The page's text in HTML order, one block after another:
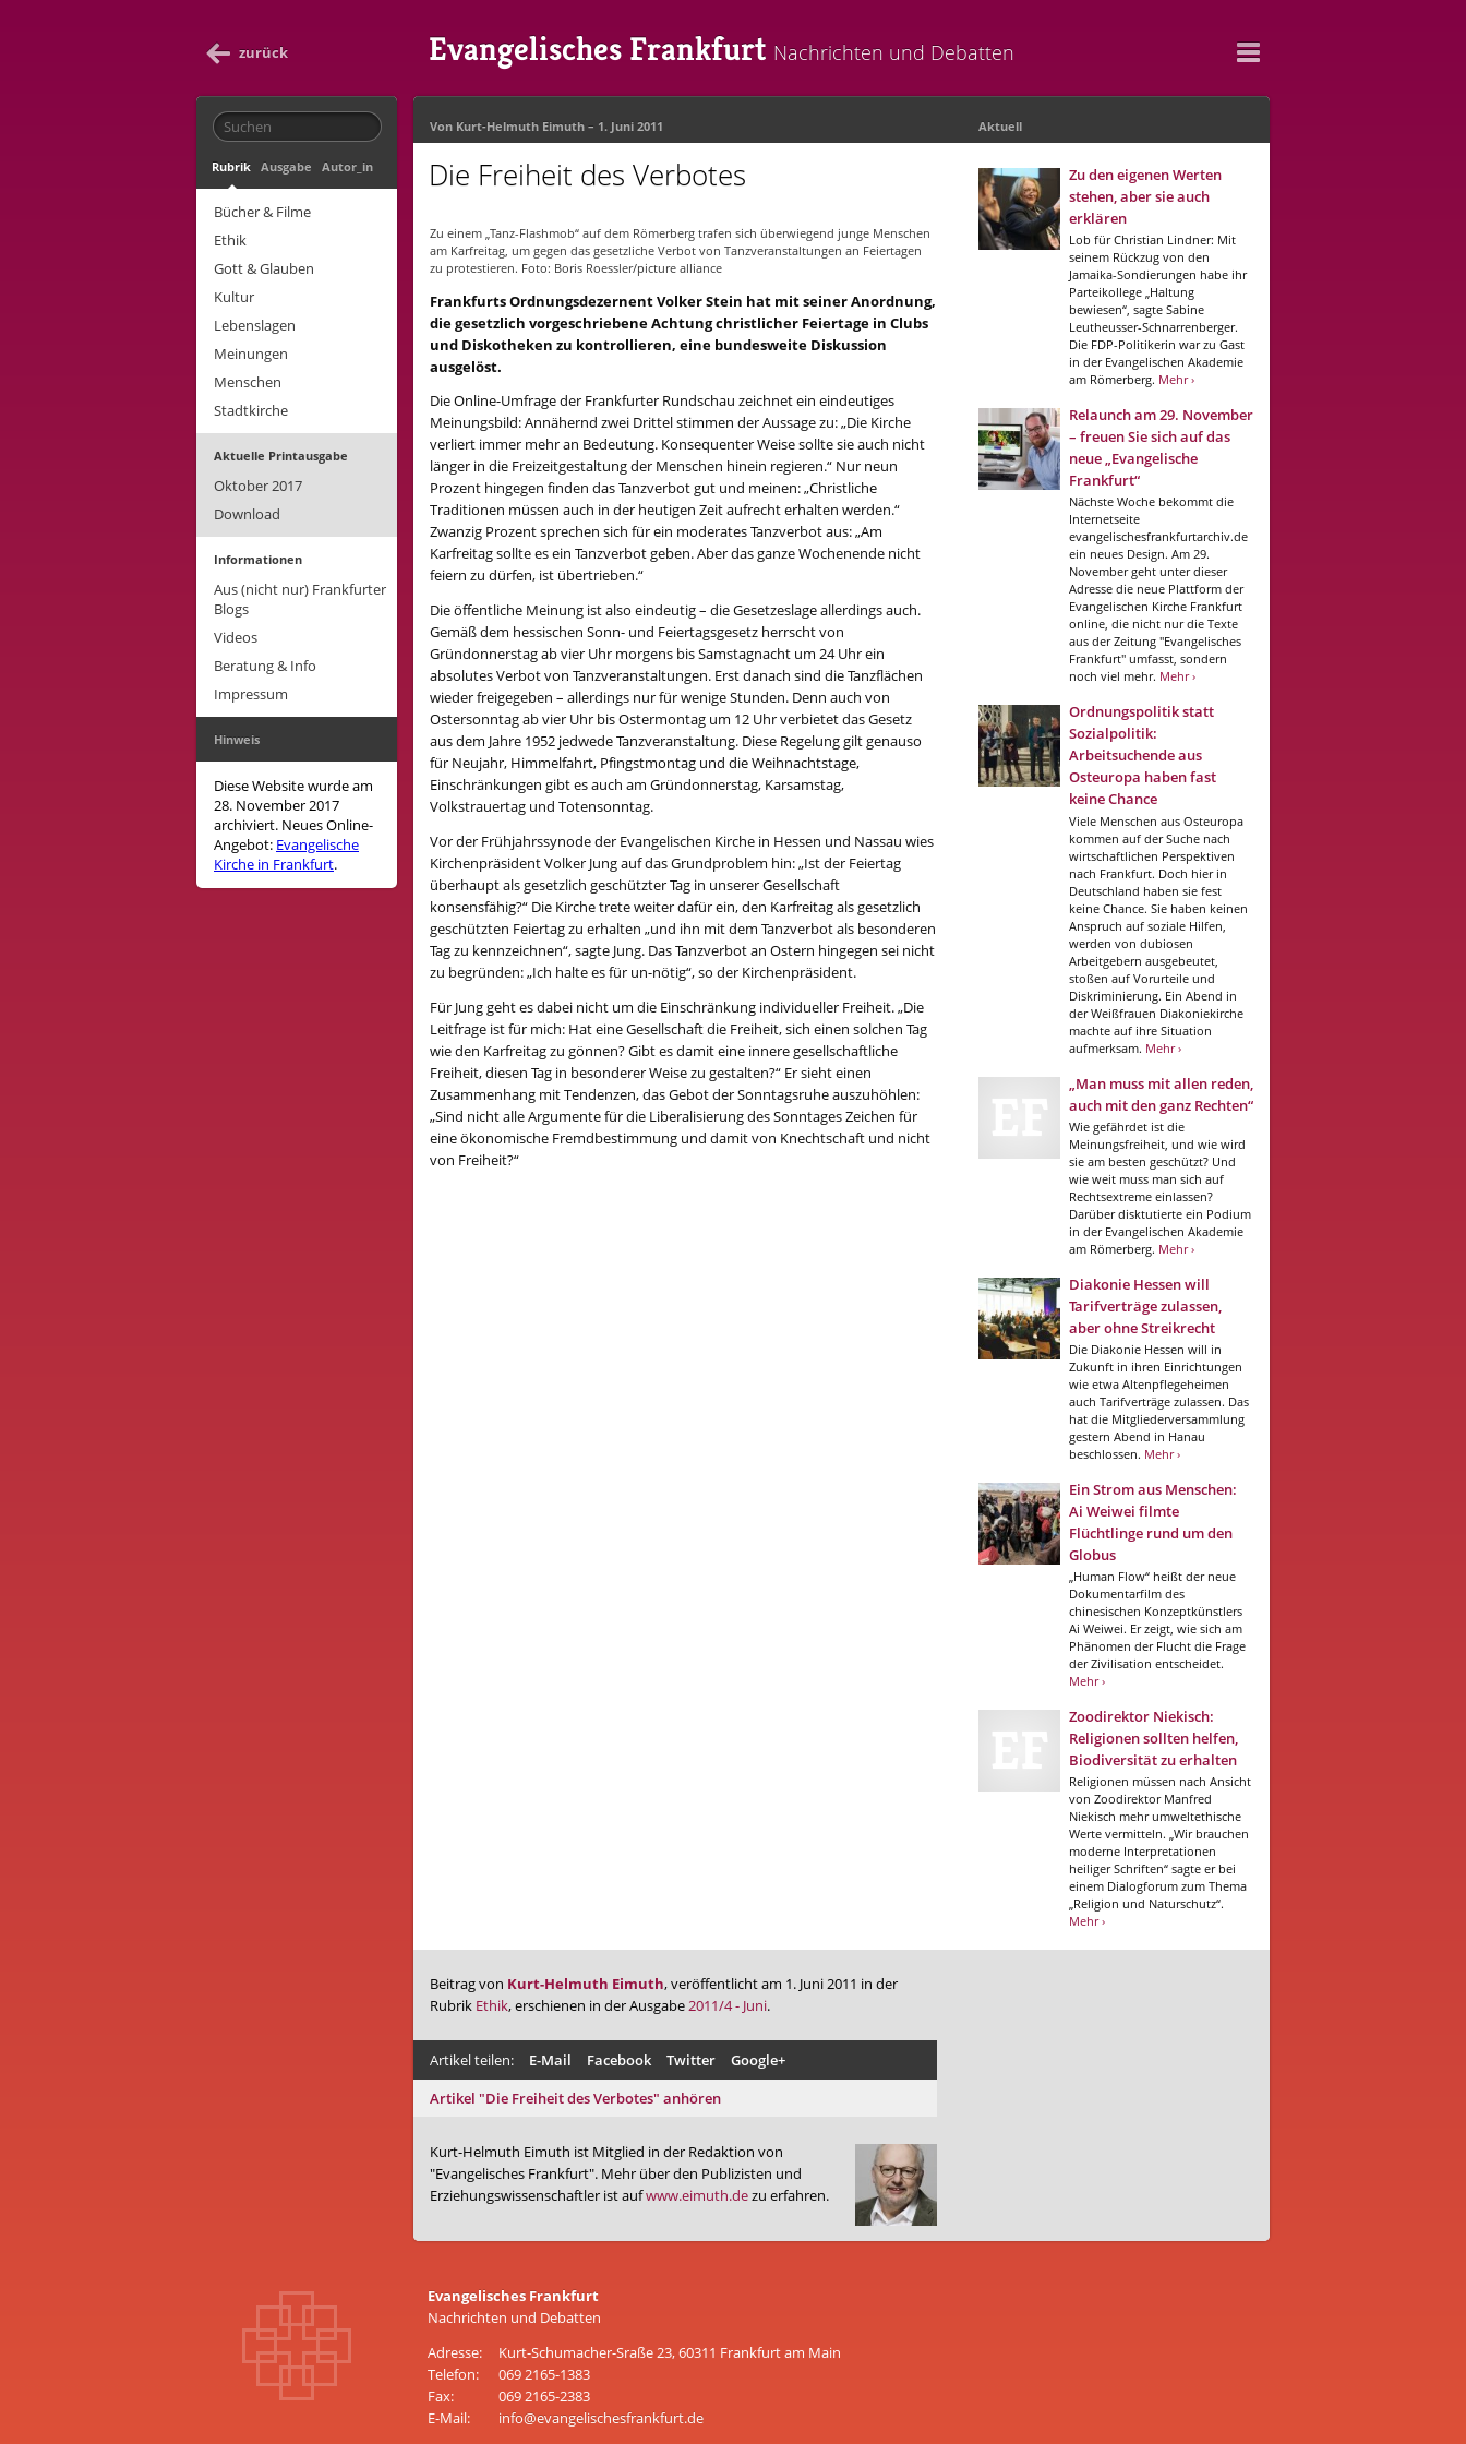
Evangelisches Frankfurt Nachrichten und Debatten
zurück
Rubrik Ausgabe Autor_in
Bücher & Filme
Ethik
Gott & Glauben
Kultur
Lebenslagen
Meinungen
Menschen
Stadtkirche
Aktuelle Printausgabe
Oktober 2017
Download
Informationen
Aus (nicht nur) Frankfurter
Blogs
Videos
Beratung & Info
Impressum
Hinweis
Diese Website wurde am
28. November 2017
archiviert. Neues Online-
Angebot: Evangelische
Kirche in Frankfurt.
Aktuell
Zu den eigenen Werten
stehen, aber sie auch
erklären
Lob für Christian Lindner: Mit
seinem Rückzug von den
Jamaika-Sondierungen habe ihr
Parteikollege „Haltung
bewiesen“, sagte Sabine
Leutheusser-Schnarrenberger.
Die FDP-Politikerin war zu Gast
in der Evangelischen Akademie
am Römerberg. Mehr ›
Relaunch am 29. November
– freuen Sie sich auf das
neue „Evangelische
Frankfurt“
Nächste Woche bekommt die
Internetseite
evangelischesfrankfurtarchiv.de
ein neues Design. Am 29.
November geht unter dieser
Adresse die neue Plattform der
Evangelischen Kirche Frankfurt
online, die nicht nur die Texte
aus der Zeitung "Evangelisches
Frankfurt" umfasst, sondern
noch viel mehr. Mehr ›
Ordnungspolitik statt
Sozialpolitik:
Arbeitsuchende aus
Osteuropa haben fast
keine Chance
Viele Menschen aus Osteuropa
kommen auf der Suche nach
wirtschaftlichen Perspektiven
nach Frankfurt. Doch hier in
Deutschland haben sie fest
keine Chance. Sie haben keinen
Anspruch auf soziale Hilfen,
werden von dubiosen
Arbeitgebern ausgebeutet,
stoßen auf Vorurteile und
Diskriminierung. Ein Abend in
der Weißfrauen Diakoniekirche
machte auf ihre Situation
aufmerksam. Mehr ›
„Man muss mit allen reden,
auch mit den ganz Rechten“
Wie gefährdet ist die
Meinungsfreiheit, und wie wird
sie am besten geschützt? Und
wie weit muss man sich auf
Rechtsextreme einlassen?
Darüber disktutierte ein Podium
in der Evangelischen Akademie
am Römerberg. Mehr ›
Diakonie Hessen will
Tarifverträge zulassen,
aber ohne Streikrecht
Die Diakonie Hessen will in
Zukunft in ihren Einrichtungen
wie etwa Altenpflegeheimen
auch Tarifverträge zulassen. Das
hat die Mitgliederversammlung
gestern Abend in Hanau
beschlossen. Mehr ›
Ein Strom aus Menschen:
Ai Weiwei filmte
Flüchtlinge rund um den
Globus
„Human Flow“ heißt der neue
Dokumentarfilm des
chinesischen Konzeptkünstlers
Ai Weiwei. Er zeigt, wie sich am
Phänomen der Flucht die Frage
der Zivilisation entscheidet.
Mehr ›
Zoodirektor Niekisch:
Religionen sollten helfen,
Biodiversität zu erhalten
Religionen müssen nach Ansicht
von Zoodirektor Manfred
Niekisch mehr umweltethische
Werte vermitteln. „Wir brauchen
moderne Interpretationen
heiliger Schriften“ sagte er bei
einem Dialogforum zum Thema
„Religion und Naturschutz“.
Mehr ›
Von Kurt-Helmuth Eimuth – 1. Juni 2011
Die Freiheit des Verbotes
Zu einem „Tanz-Flashmob“ auf dem Römerberg trafen sich überwiegend junge Menschen
am Karfreitag, um gegen das gesetzliche Verbot von Tanzveranstaltungen an Feiertagen
zu protestieren. Foto: Boris Roessler/picture alliance
Frankfurts Ordnungsdezernent Volker Stein hat mit seiner Anordnung,
die gesetzlich vorgeschriebene Achtung christlicher Feiertage in Clubs
und Diskotheken zu kontrollieren, eine bundesweite Diskussion
ausgelöst.
Die Online-Umfrage der Frankfurter Rundschau zeichnet ein eindeutiges
Meinungsbild: Annähernd zwei Drittel stimmen der Aussage zu: „Die Kirche
verliert immer mehr an Bedeutung. Konsequenter Weise sollte sie auch nicht
länger in die Freizeitgestaltung der Menschen hinein regieren.“ Nur neun
Prozent hingegen finden das Tanzverbot gut und meinen: „Christliche
Traditionen müssen auch in der heutigen Zeit aufrecht erhalten werden.“
Zwanzig Prozent sprechen sich für ein moderates Tanzverbot aus: „Am
Karfreitag sollte es ein Tanzverbot geben. Aber das ganze Wochenende nicht
feiern zu dürfen, ist übertrieben.“
Die öffentliche Meinung ist also eindeutig – die Gesetzeslage allerdings auch.
Gemäß dem hessischen Sonn- und Feiertagsgesetz herrscht von
Gründonnerstag ab vier Uhr morgens bis Samstagnacht um 24 Uhr ein
absolutes Verbot von Tanzveranstaltungen. Erst danach sind die Tanzflächen
wieder freigegeben – allerdings nur für wenige Stunden. Denn auch von
Ostersonntag ab vier Uhr bis Ostermontag um 12 Uhr verbietet das Gesetz
aus dem Jahre 1952 jedwede Tanzveranstaltung. Diese Regelung gilt genauso
für Neujahr, Himmelfahrt, Pfingstmontag und die Weihnachtstage,
Einschränkungen gibt es auch am Gründonnerstag, Karsamstag,
Volkstrauertag und Totensonntag.
Vor der Frühjahrssynode der Evangelischen Kirche in Hessen und Nassau wies
Kirchenpräsident Volker Jung auf das Grundproblem hin: „Ist der Feiertag
überhaupt als gesetzlich geschützter Tag in unserer Gesellschaft
konsensfähig?“ Die Kirche trete weiter dafür ein, den Karfreitag als gesetzlich
geschützten Feiertag zu erhalten „und ihn mit dem Tanzverbot als besonderen
Tag zu kennzeichnen“, sagte Jung. Das Tanzverbot an Ostern hingegen sei nicht
zu begründen: „Ich halte es für un-nötig“, so der Kirchenpräsident.
Für Jung geht es dabei nicht um die Einschränkung individueller Freiheit. „Die
Leitfrage ist für mich: Hat eine Gesellschaft die Freiheit, sich einen solchen Tag
wie den Karfreitag zu gönnen? Gibt es damit eine innere gesellschaftliche
Freiheit, diesen Tag in besonderer Weise zu gestalten?“ Er sieht einen
Zusammenhang mit Tendenzen, das Gebot der Sonntagsruhe auszuhöhlen:
„Sind nicht alle Argumente für die Liberalisierung des Sonntages Zeichen für
eine ökonomische Fremdbestimmung und damit von Knechtschaft und nicht
von Freiheit?“
Beitrag von Kurt-Helmuth Eimuth, veröffentlicht am 1. Juni 2011 in der
Rubrik Ethik, erschienen in der Ausgabe2011/4 - Juni.
Artikel teilen: E-Mail Facebook Twitter
Google+
Artikel "Die Freiheit des Verbotes" anhören
Kurt-Helmuth Eimuth ist Mitglied in der Redaktion von
"Evangelisches Frankfurt". Mehr über den Publizisten und
Erziehungswissenschaftler ist aufwww.eimuth.dezu erfahren.
Evangelisches Frankfurt
Nachrichten und Debatten
Adresse:
Kurt-Schumacher-Sraße 23, 60311 Frankfurt am Main
Telefon:
069 2165-1383
Fax:
069 2165-2383
E-Mail:
info@evangelischesfrankfurt.de